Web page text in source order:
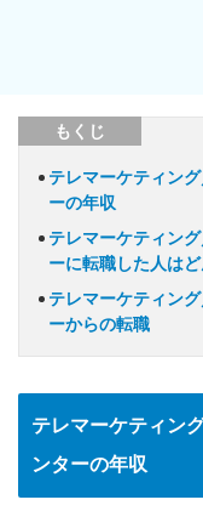
もくじ
テレマーケティン
ーの年収
テレマーケティン
ーに転職した人は
テレマーケティン
ーからの転職
テレマーケティン
ンターの年収